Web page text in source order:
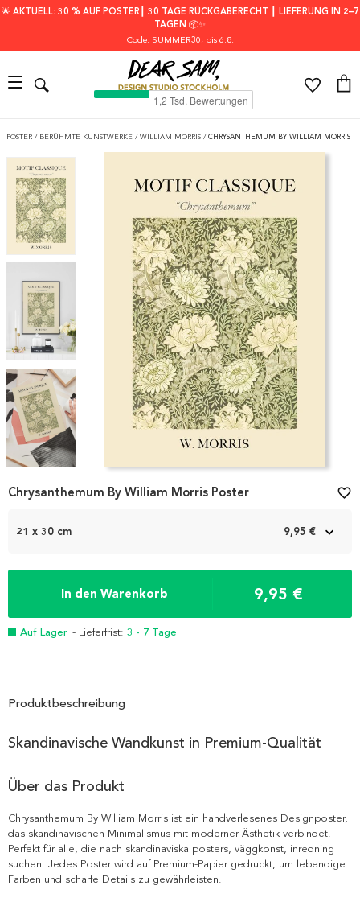
🌟 AKTUELL: 30 % AUF POSTER┃ 30 TAGE RÜCKGABERECHT ┃ LIEFERUNG IN 2–7
TAGEN 📦✨
Code: SUMMER30, bis 6.8.
POSTER / BERÜHMTE KUNSTWERKE / WILLIAM MORRIS / CHRYSANTHEMUM BY WILLIAM MORRIS
1
21 x 30 cm 9,95 €
In den Warenkorb 9,95 €
Auf Lager - Lieferfrist: 3 - 7 Tage
Chrysanthemum By William Morris Poster favorite_border
Produktbeschreibung
Skandinavische Wandkunst in Premium-Qualität
Über das Produkt
Chrysanthemum By William Morris ist ein handverlesenes Designposter,
das skandinavischen Minimalismus mit moderner Ästhetik verbindet.
Perfekt für alle, die nach skandinaviska posters, väggkonst, inredning
suchen. Jedes Poster wird auf Premium-Papier gedruckt, um lebendige
Farben und scharfe Details zu gewährleisten.